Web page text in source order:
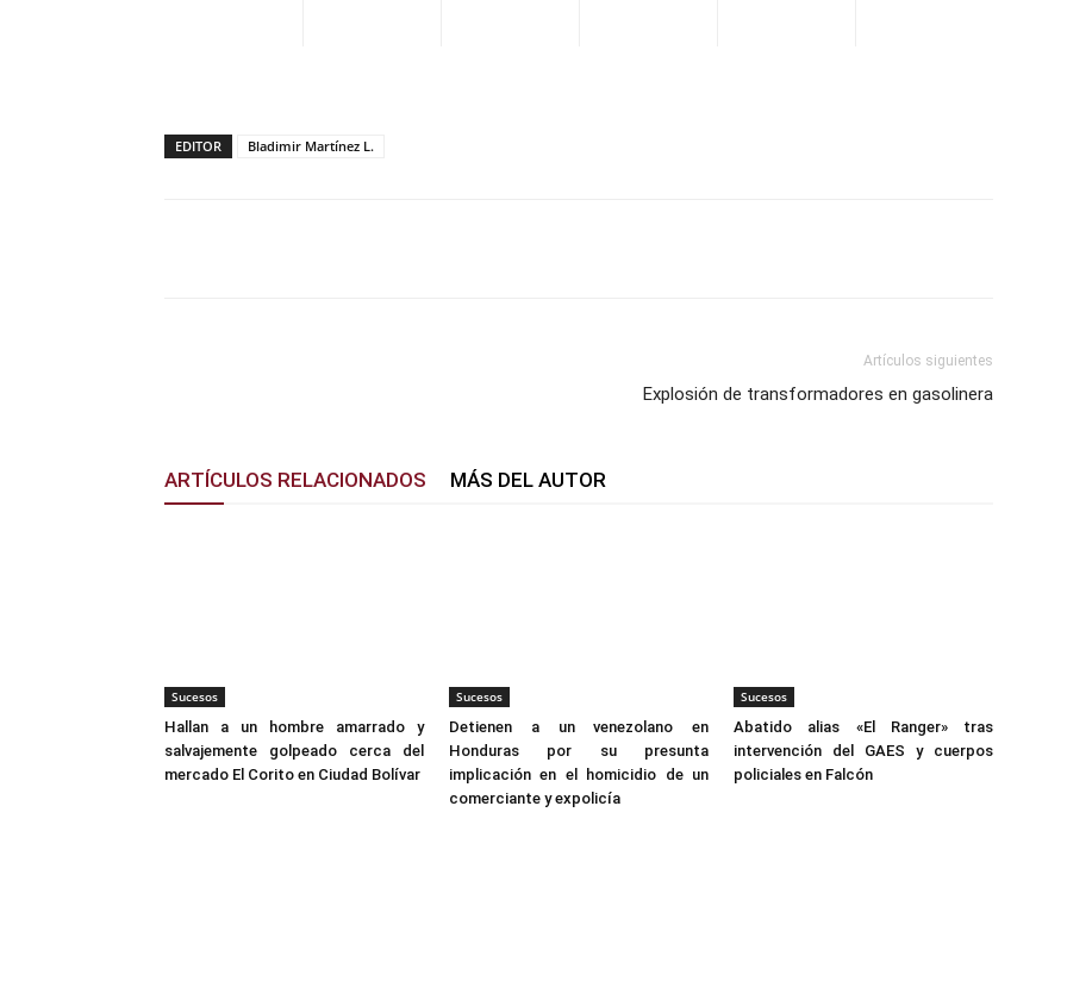
EDITOR Bladimir Martínez L.
Artículos siguientes
Explosión de transformadores en gasolinera
ARTÍCULOS RELACIONADOS MÁS DEL AUTOR
Sucesos
Hallan a un hombre amarrado y
salvajemente golpeado cerca del
mercado El Corito en Ciudad Bolívar
Sucesos
Detienen a un venezolano en
Honduras por su presunta
implicación en el homicidio de un
comerciante y expolicía
Sucesos
Abatido alias «El Ranger» tras
intervención del GAES y cuerpos
policiales en Falcón